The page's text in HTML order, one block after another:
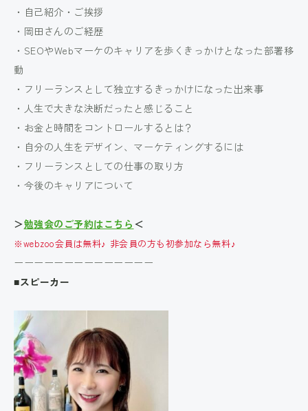
・自己紹介・ご挨拶
・岡田さんのご経歴
・SEOやWebマーケのキャリアを歩くきっかけとなった部署移
動
・フリーランスとして独立するきっかけになった出来事
・人生で大きな決断だったと感じること
・お金と時間をコントロールするとは？
・自分の人生をデザイン、マーケティングするには
・フリーランスとしての仕事の取り方
・今後のキャリアについて
＞勉強会のご予約はこちら ＜
※webzoo会員は無料♪ 非会員の方も初参加なら無料♪
ーーーーーーーーーーーーーー
■スピーカー